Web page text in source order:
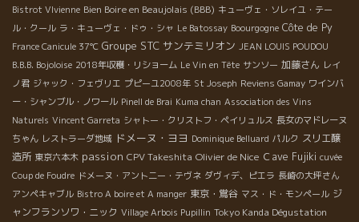
Bistrot VIvienne Bien Boire en Beaujolais (BBB) キューヴェ・ソレイユ・テー
ル・クール ラ・キューヴェ・ドゥ・シャ Le Batossay Boourgogne Côte de Py
France Canicule 37℃ Groupe STC サンテミリオン JEAN LOUIS POUDOU
B.B.B. Bojoloise 2018年収穫・リショーム Le Vin en Tête サンソー 加藤さん レイ
ノ君 ジャック・フェヴリエ プピーユ2008年 St Joseph Reviens Gamay ワインバ
ー・シャンブル・ノワール Pinell de Brai Kuma chan Association des Vins
Naturels Vincent Garreta シャトー・クリストフ・ペイリュルス 長女のマドレーヌ
ちゃん レストラーダ地域 ドメーヌ・ヨヨ Dominique Belluard パルク スリエ醸
造所 東京六本木 passion CPV Takeshita Olivier de Nice Ｃave Fujiki cuvée
Coup de Foudre ドメーヌ・アント二ー・テヴネ ダヴィデ、ピエラ 長崎の大坪さん
アンペキャブル Bistro A boire et A manger 東京・鴬谷 マス・ド・モンペール ジ
ャンフランソワ・ニック Village Arbois Pupillin Tokyo Kanda Dégustation